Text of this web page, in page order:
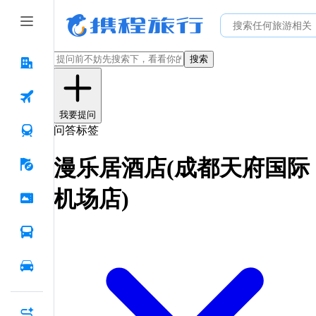
搜索
我要提问
问答标签
漫乐居酒店(成都天府国际
机场店)